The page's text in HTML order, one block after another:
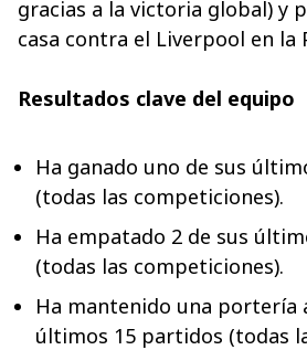
gracias a la victoria global) y
casa contra el Liverpool en la
Resultados clave del equipo
Ha ganado uno de sus
(todas las competiciones).
Ha empatado 2 de sus
(todas las competiciones).
Ha mantenido una portería
últimos 15 partidos (todas